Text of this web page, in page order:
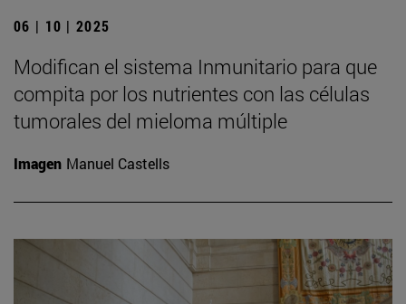
06 | 10 | 2025
Modifican el sistema Inmunitario para que
compita por los nutrientes con las células
tumorales del mieloma múltiple
Imagen Manuel Castells